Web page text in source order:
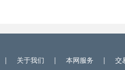
| 关于我们 | 本网服务 |
交